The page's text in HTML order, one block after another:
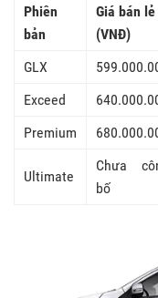
Phiên
bản
Giá bán lẻ
(VNĐ)
GLX
Exceed
Premium
Ultimate
Chưa
bố